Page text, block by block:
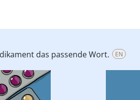
das passende Wort. EN